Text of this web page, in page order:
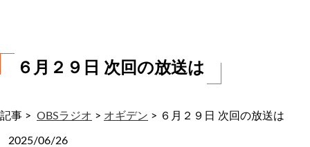
６月２９日 次回の放送は
記事 > OBSラジオ > オギデン > ６月２９日 次回の放送は
2025/06/26